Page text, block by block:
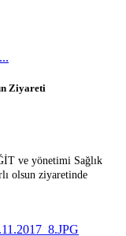
Ziyareti
ve yönetimi Sağlık
olsun ziyaretinde